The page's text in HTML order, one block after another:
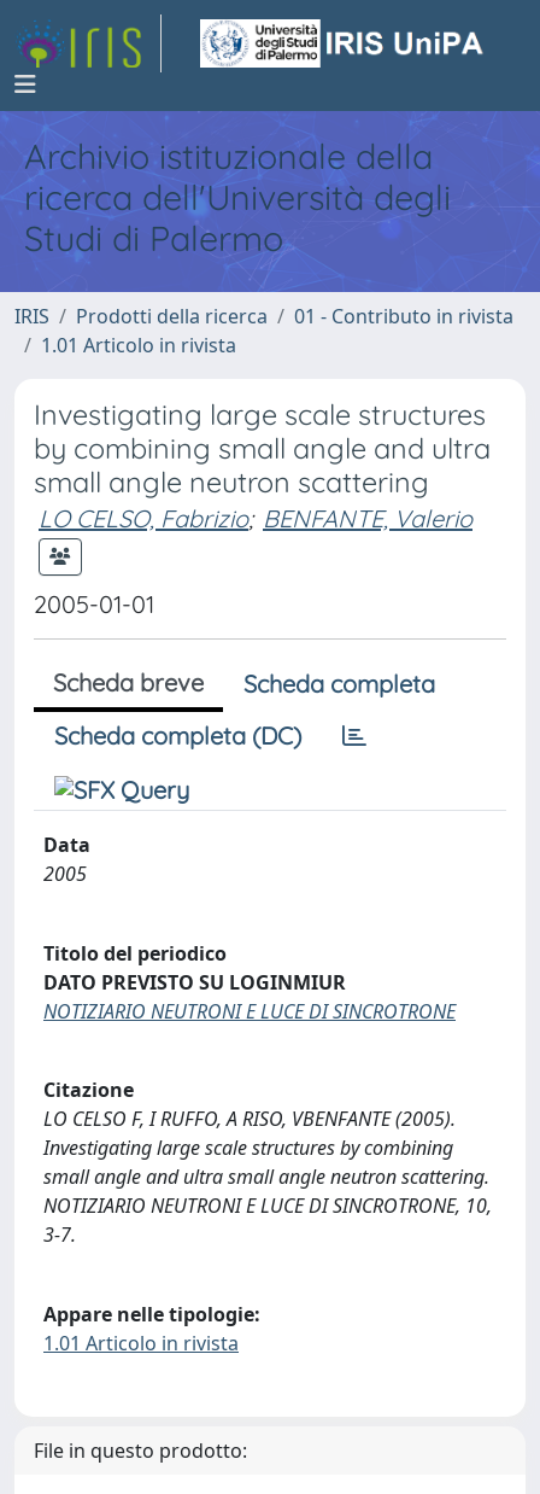
Archivio istituzionale della
ricerca dell'Università degli
Studi di Palermo
IRIS Prodotti della ricerca
01 - Contributo in rivista
1.01 Articolo in rivista
Investigating large scale structures
by combining small angle and ultra
small angle neutron scattering
LO CELSO, Fabrizio; BENFANTE, Valerio
2005-01-01
Scheda breve
Scheda completa
Scheda completa (DC)
Data
2005
Titolo del periodico
DATO PREVISTO SU LOGINMIUR
NOTIZIARIO NEUTRONI E LUCE DI SINCROTRONE
Citazione
LO CELSO F, I RUFFO, A RISO, VBENFANTE (2005).
Investigating large scale structures by combining
small angle and ultra small angle neutron scattering.
NOTIZIARIO NEUTRONI E LUCE DI SINCROTRONE, 10,
3-7.
Appare nelle tipologie:
1.01 Articolo in rivista
File in questo prodotto: